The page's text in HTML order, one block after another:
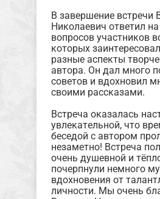
В завершение встречи
Николаевич ответил
вопросов участников
которых
разные аспекты
автора. Он дал много
советов и вдохновил
своими рассказами.
Встреча оказалась
увлекательной, что
беседой с автором
незаметно! Встреча
очень душевной и
почерпнули немного
вдохновения от
личности. Мы очень